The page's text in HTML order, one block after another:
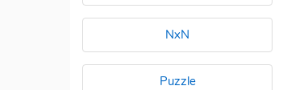
NxN
Puzzle